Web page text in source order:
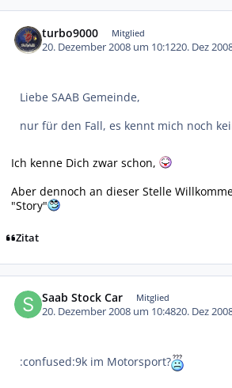
turbo9000 Mitglied
20. Dezember 2008 um 10:1220. Dez
Liebe SAAB Gemeinde,
nur für den Fall, es kennt mich noch
Ich kenne Dich zwar schon,
Aber dennoch an dieser Stelle
"Story"
Zitat
Saab Stock Car Mitglied
20. Dezember 2008 um 10:4820. Dez
:confused:9k im Motorsport?